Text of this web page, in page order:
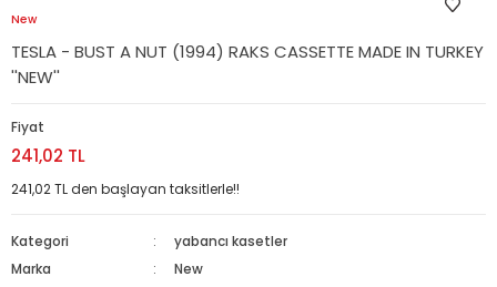
New
TESLA - BUST A NUT (1994) RAKS CASSETTE MADE IN TURKEY
''NEW''
Fiyat
241,02 TL
241,02 TL den başlayan taksitlerle!!
Kategori
yabancı kasetler
Marka
New